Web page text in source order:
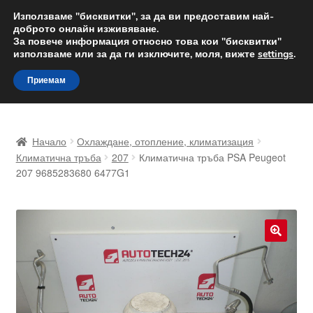
ДОСТАВКА от 12 лв.
Доставка по целия свят
Skip
to
navigation
Skip
to
content
Доставка по целия свят
Количка
Контакт
Начало
Охлаждане, отопление, климатизация
Климатична тръба
207
Климатична тръба PSA Peugeot
207 9685283680 6477G1
Използваме "бисквитки", за да ви предоставим най-
доброто онлайн изживяване.
За повече информация относно това кои "бисквитки"
използваме или за да ги изключите, моля, вижте settings.
Приемам